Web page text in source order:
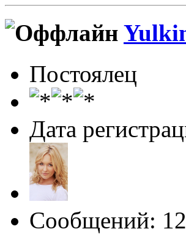
Постоялец
Дата
Сообщений: